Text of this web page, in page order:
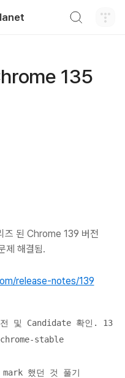
135
된 Chrome 139 버전
제 해결됨.
release-notes/139
및 Candidate 확인. 139
stable
했던 것 풀기